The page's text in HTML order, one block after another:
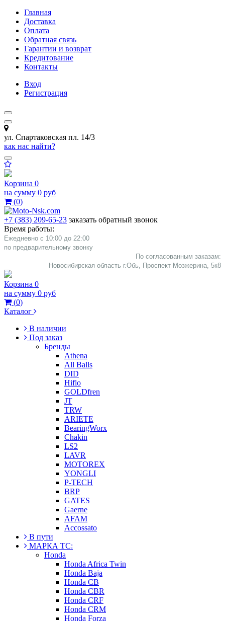
Главная
Доставка
Оплата
Обратная связь
Гарантии и возврат
Кредитование
Контакты
Вход
Регистрация
ул. Спартаковская пл. 14/3
как нас найти?
Корзина 0
на сумму 0 руб
(0)
+7 (383) 209-65-23 заказать обратный звонок
Время работы:
Ежедневно с 10:00 до 22:00
​по предварительному звонку
По согласованным заказам:
Новосибирская область г.Обь, Проспект Мозжерина, 5к8​
Корзина 0
на сумму 0 руб
(0)
Каталог
В наличии
Под заказ
Бренды
Athena
All Balls
DID
Hiflo
GOLDfren
JT
TRW
ARIETE
BearingWorx
Chakin
LS2
LAVR
MOTOREX
YONGLI
P-TECH
BRP
GATES
Gaerne
AFAM
Accossato
В пути
МАРКА ТС:
Honda
Honda Africa Twin
Honda Baja
Honda CB
Honda CBR
Honda CRF
Honda CRM
Honda Forza